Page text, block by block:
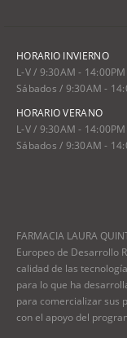
HORARIO INVIERNO
L-V / 9:30AM -
Sábados / 9:30AM -
HORARIO VERANO
L-V / 9:30AM -
Sábados / 9:30AM -
FARMACIA LAURA
Europeo de Desarrollo
calidad de las
para lo que ha
para comercializar sus
con el apoyo del